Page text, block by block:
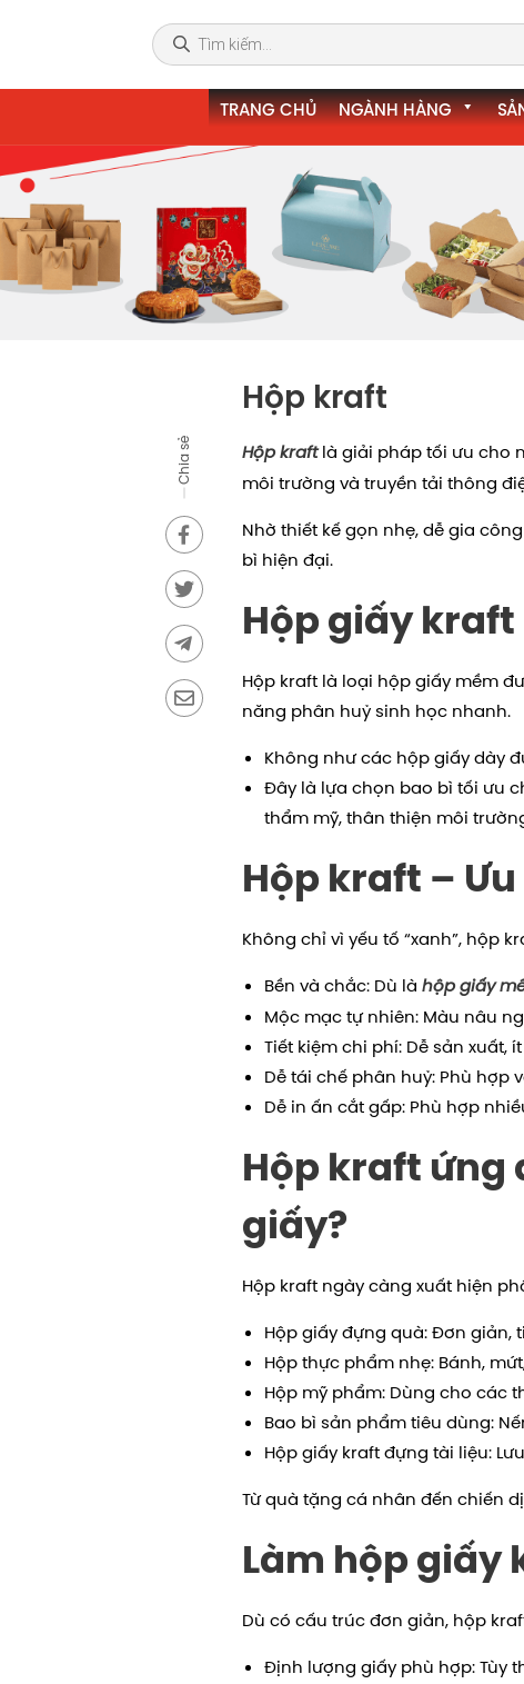
TRANG CHỦ NGÀNH HÀNG
Chia sẻ
Hộp kraft
Hộp kraftlà giải pháp tối ưu cho
môi trường và truyền tải thông
Nhờ thiết kế gọn nhẹ, dễ gia
bì hiện đại.
Hộp giấy
Hộp kraft là loại hộp giấy mềm
năng phân huỷ sinh học nhanh.
Không như các hộp giấy dày
Đây là lựa chọn bao bì tối ưu
thẩm mỹ, thân thiện môi
Hộp kraft –
Không chỉ vì yếu tố “xanh”, hộp
Bền và chắc: Dù là hộp giấy
Mộc mạc tự nhiên: Màu nâu
Tiết kiệm chi phí: Dễ sản
Dễ tái chế phân huỷ: Phù
Dễ in ấn cắt gấp: Phù hợp
Hộp kraft ứng
giấy?
Hộp kraft ngày càng xuất hiện
Hộp giấy đựng quà: Đơn giản,
Hộp thực phẩm nhẹ: Bánh,
Hộp mỹ phẩm: Dùng cho các
Bao bì sản phẩm tiêu dùng:
Hộp giấy kraft đựng tài liệu:
Từ quà tặng cá nhân đến chiến
Làm hộp giấy
Dù có cấu trúc đơn giản, hộp
Định lượng giấy phù hợp: Tùy